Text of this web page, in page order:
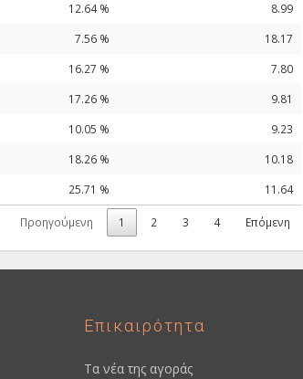
12.64 % 8.99
7.56 % 18.17
16.27 % 7.80
17.26 % 9.81
10.05 % 9.23
18.26 % 10.18
25.71 % 11.64
Προηγούμενη 1 2 3 4 Επόμενη
Επικαιρότητα
Τα νέα της αγοράς